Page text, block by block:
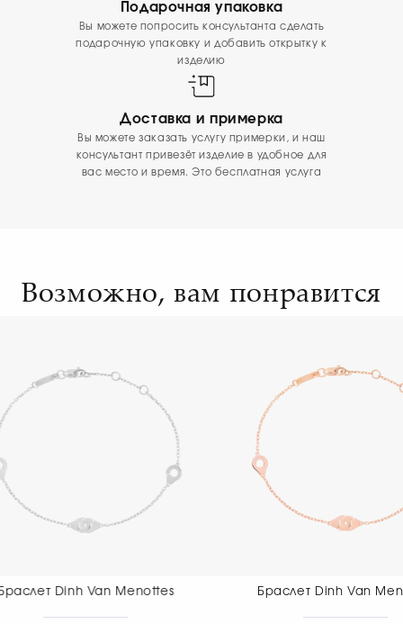
Подарочная упаковка
Вы можете попросить консультанта сделать
подарочную упаковку и добавить открытку к
изделию
Доставка и примерка
Вы можете заказать услугу примерки, и наш
консультант привезёт изделие в удобное для
вас место и время. Это бесплатная услуга
Возможно, вам понравится
Браслет Dinh Van Menottes
Браслет